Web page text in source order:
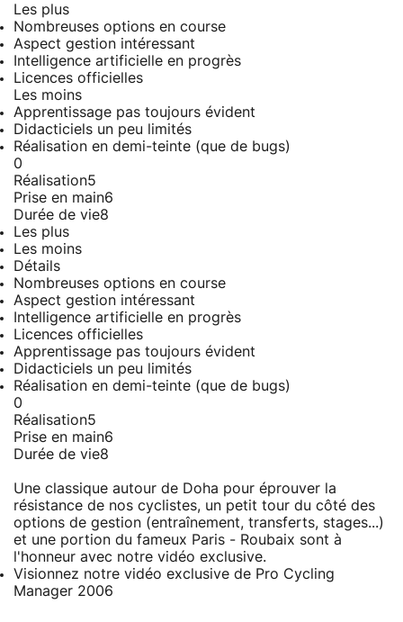
Les plus
Nombreuses options en course
Aspect gestion intéressant
Intelligence artificielle en progrès
Licences officielles
Les moins
Apprentissage pas toujours évident
Didacticiels un peu limités
Réalisation en demi-teinte (que de bugs)
0
Réalisation5
Prise en main6
Durée de vie8
Les plus
Les moins
Détails
Nombreuses options en course
Aspect gestion intéressant
Intelligence artificielle en progrès
Licences officielles
Apprentissage pas toujours évident
Didacticiels un peu limités
Réalisation en demi-teinte (que de bugs)
0
Réalisation5
Prise en main6
Durée de vie8
Une classique autour de Doha pour éprouver la
résistance de nos cyclistes, un petit tour du côté des
options de gestion (entraînement, transferts, stages...)
et une portion du fameux Paris - Roubaix sont à
l'honneur avec notre vidéo exclusive.
Visionnez notre vidéo exclusive de Pro Cycling
Manager 2006